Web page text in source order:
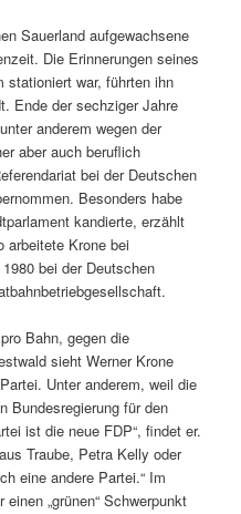
Sauerland aufgewachsene
Die Erinnerungen seines
stationiert war, führten ihn
Ende der sechziger Jahre
anderem wegen der
aber auch beruflich
bei der Deutschen
Besonders habe
kandierte, erzählt
arbeitete Krone bei
bei der Deutschen
Bahn, gegen die
sieht Werner Krone
Unter anderem, weil die
Bundesregierung für den
ist die neue FDP“, findet er.
Traube, Petra Kelly oder
eine andere Partei.“ Im
„grünen“ Schwerpunkt